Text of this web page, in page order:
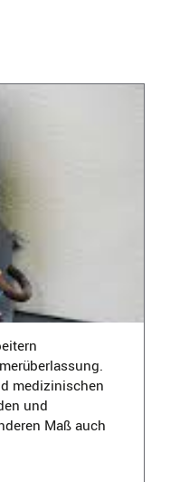
medizinischen
und
Maß auch